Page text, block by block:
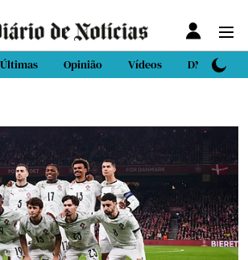
Últimas Opinião Vídeos DN Sport